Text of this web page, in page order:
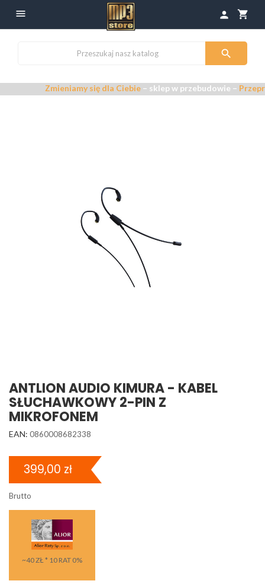
 shopping_cart
person

Zmieniamy się dla Ciebie– sklep w przebudowie –
ANTLION AUDIO KIMURA - KABEL
SŁUCHAWKOWY 2-PIN Z
MIKROFONEM
EAN: 0860008682338
399,00 zł
Brutto
~40 ZŁ * 10 RAT 0%